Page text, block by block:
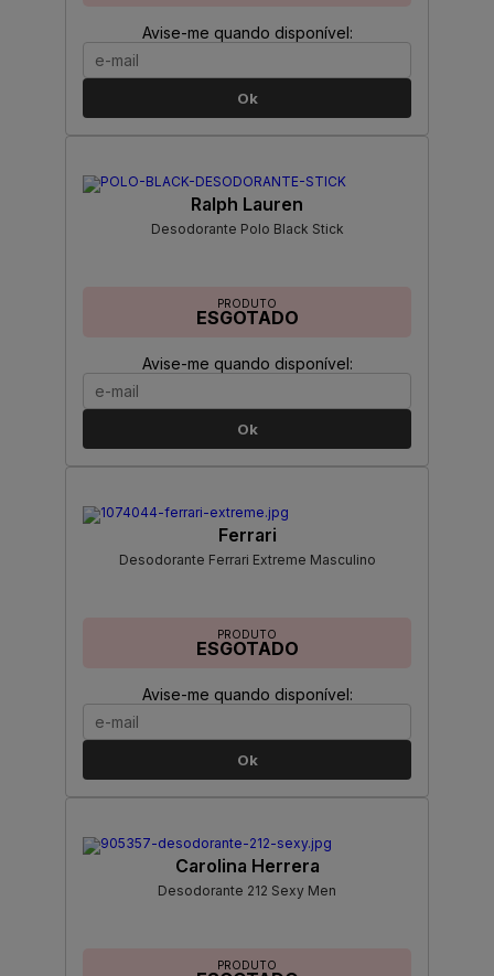
Avise-me quando disponível:
Ok
Ralph Lauren
Desodorante Polo Black Stick
PRODUTO
ESGOTADO
Avise-me quando disponível:
Ok
Ferrari
Desodorante Ferrari Extreme Masculino
PRODUTO
ESGOTADO
Avise-me quando disponível:
Ok
Carolina Herrera
Desodorante 212 Sexy Men
PRODUTO